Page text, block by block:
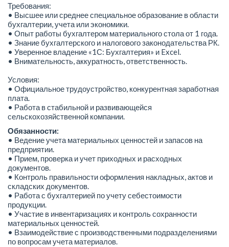
Требования:
• Высшее или среднее специальное образование в области
бухгалтерии, учета или экономики.
• Опыт работы бухгалтером материального стола от 1 года.
• Знание бухгалтерского и налогового законодательства РК.
• Уверенное владение «1С: Бухгалтерия» и Excel.
• Внимательность, аккуратность, ответственность.
Условия:
• Официальное трудоустройство, конкурентная заработная
плата.
• Работа в стабильной и развивающейся
сельскохозяйственной компании.
Обязанности:
• Ведение учета материальных ценностей и запасов на
предприятии.
• Прием, проверка и учет приходных и расходных
документов.
• Контроль правильности оформления накладных, актов и
складских документов.
• Работа с бухгалтерией по учету себестоимости
продукции.
• Участие в инвентаризациях и контроль сохранности
материальных ценностей.
• Взаимодействие с производственными подразделениями
по вопросам учета материалов.